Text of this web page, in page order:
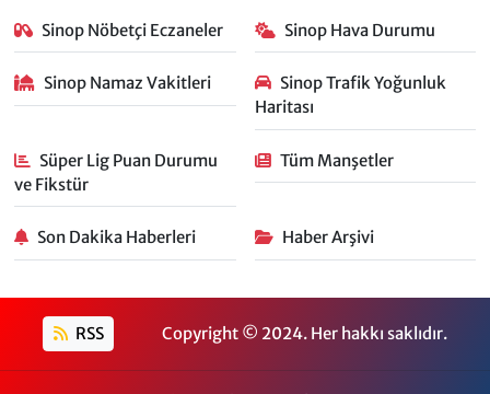
Sinop Nöbetçi Eczaneler Sinop Hava Durumu
Sinop Namaz Vakitleri
Sinop Trafik Yoğunluk
Haritası
Süper Lig Puan Durumu
ve Fikstür
Tüm Manşetler
Son Dakika Haberleri Haber Arşivi
RSS Copyright © 2024. Her hakkı saklıdır.